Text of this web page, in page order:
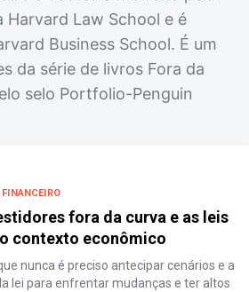
Harvard Law School e é
Business School. É um
da série de livros Fora da
selo Portfolio-Penguin
fora da curva e as leis
contexto econômico
nunca é preciso antecipar cenários e a
lei para enfrentar mudanças e ter altos